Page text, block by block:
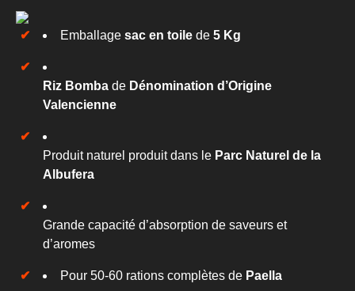
Emballage sac en toilede 5 Kg
Riz Bombade Dénomination d’Origine
Valencienne
Produit naturel produit dans le Parc Naturel de la
Albufera
Grande capacité d’absorption de saveurs et
d’aromes
Pour 50-60 rations complètes de Paella